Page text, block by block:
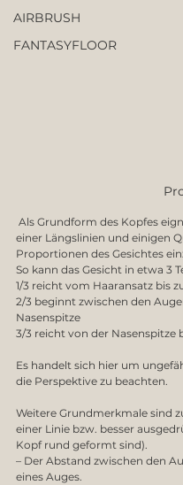
AIRBRUSH
FANTASYFLOOR
einer Längslinien und einigen
Proportionen des Gesichtes
So kann das Gesicht in etwa 3
1/3 reicht vom Haaransatz bis
2/3 beginnt zwischen den
Nasenspitze
3/3 reicht von der Nasenspitze
Es handelt sich hier um
die Perspektive zu beachten.
Weitere Grundmerkmale sind
einer Linie bzw. besser
Kopf rund geformt sind).
– Der Abstand zwischen den
eines Auges.